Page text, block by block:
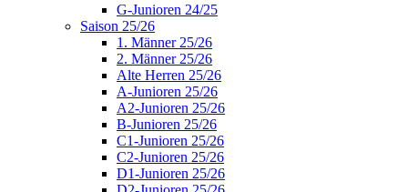
G-Junioren 24/25
Saison 25/26
1. Männer 25/26
2. Männer 25/26
Alte Herren 25/26
A-Junioren 25/26
A2-Junioren 25/26
B-Junioren 25/26
C1-Junioren 25/26
C2-Junioren 25/26
D1-Junioren 25/26